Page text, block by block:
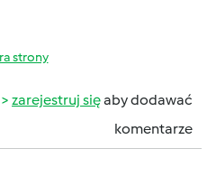
strony
zarejestruj sięaby dodawać
komentarze